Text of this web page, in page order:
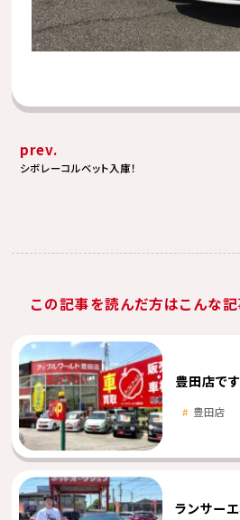
prev.
シボレーコルベット入庫！
この記事を読んだ方はこんな
豊田店で
豊田店
ランサー